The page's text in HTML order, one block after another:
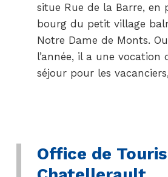
situe Rue de la Barre, en
bourg du petit village
Notre Dame de Monts.
l’année, il a une vocation
séjour pour les
Office de